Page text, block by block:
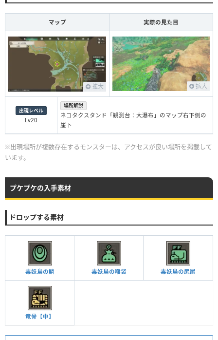
マップ 実際の見た目
拡大 拡大
出現レベル
Lv20
場所解説
ネコタクスタンド「観測台：大瀑布」のマップ右下側の
崖下
※出現場所が複数存在するモンスターは、アクセスが良い場所を掲載して
います。
プケプケの入手素材
ドロップする素材
毒妖鳥の鱗 毒妖鳥の喉袋 毒妖鳥の尻尾
竜骨【中】